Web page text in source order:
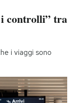
controlli” tra
i viaggi sono